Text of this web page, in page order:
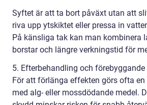
Syftet är att ta bort påväxt utan att
riva upp ytskiktet eller pressa in
På känsliga tak kan man kombinera
borstar och längre verkningstid för
5. Efterbehandling och förebyggande
För att förlänga effekten görs ofta
med alg- eller mossdödande medel.